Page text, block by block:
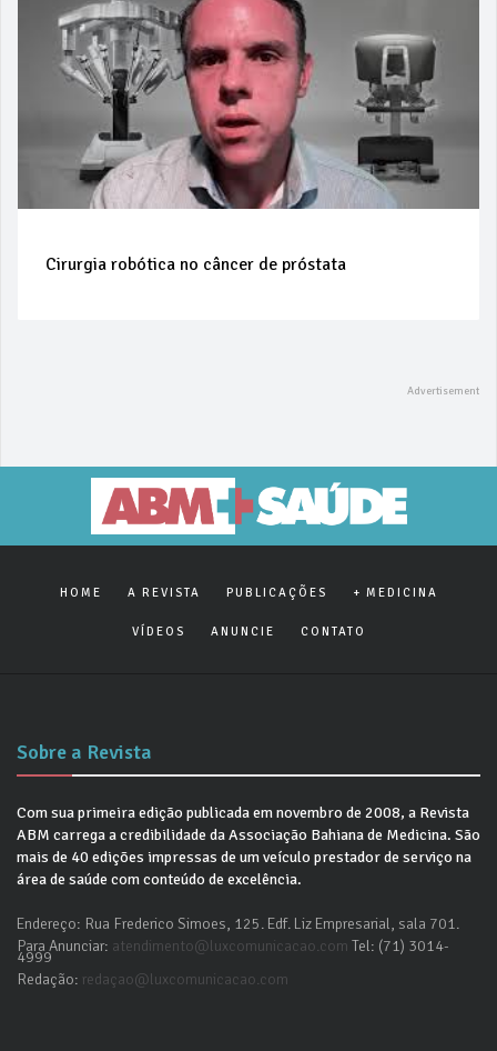
Cirurgia robótica no câncer de próstata
HOME A REVISTA PUBLICAÇÕES + MEDICINA
VÍDEOS ANUNCIE CONTATO
Sobre a Revista
Com sua primeira edição publicada em novembro de 2008, a Revista
ABM carrega a credibilidade da Associação Bahiana de Medicina. São
mais de 40 edições impressas de um veículo prestador de serviço na
área de saúde com conteúdo de excelência.
Endereço: Rua Frederico Simoes, 125. Edf. Liz Empresarial, sala 701.
Para Anunciar: atendimento@luxcomunicacao.com Tel: (71) 3014-
4999
Redação: redaçao@luxcomunicacao.com